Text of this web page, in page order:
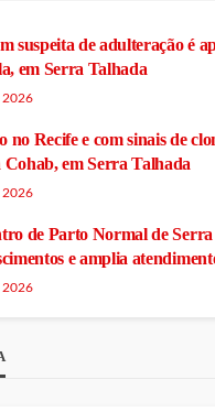
suspeita de adulteração é
em Serra Talhada
2026
Recife e com sinais de
em Serra Talhada
2026
de Parto Normal de
e amplia
2026